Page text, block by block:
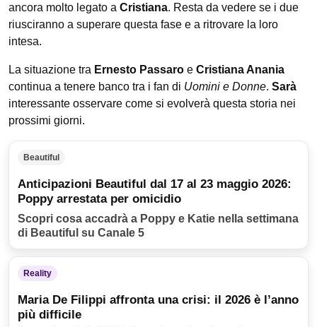
ancora molto legato a Cristiana. Resta da vedere se i due
riusciranno a superare questa fase e a ritrovare la loro
intesa.
La situazione tra Ernesto Passaro e Cristiana Anania
continua a tenere banco tra i fan di Uomini e Donne. Sarà
interessante osservare come si evolverà questa storia nei
prossimi giorni.
Beautiful
Anticipazioni Beautiful dal 17 al 23 maggio 2026:
Poppy arrestata per omicidio
Scopri cosa accadrà a Poppy e Katie nella settimana
di Beautiful su Canale 5
Reality
Maria De Filippi affronta una crisi: il 2026 è l’anno
più difficile